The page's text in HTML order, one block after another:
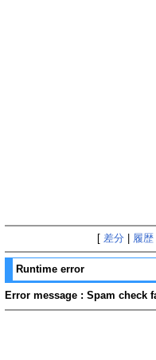
[ 差分 履歴|
Runtime error
Error message : Spam check